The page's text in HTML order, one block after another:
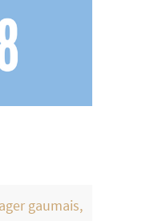
gaumais,